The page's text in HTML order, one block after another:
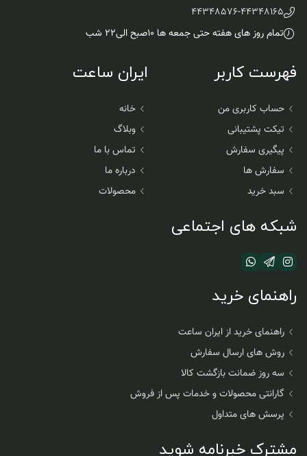
44348165
-
44348576
تمام روز های هفته حتی جمعه ها ۱۰صبح الی۲۲ شب
فهرست کاربر
حساب کاربری من
تیکت پشتیبانی
پیگیری سفارش
سفارش ها
سبد خرید
شبکه های اجتماعی
ایران ساعت
خانه
وبلاگ
تماس با ما
درباره ما
محصولات
راهنمای خرید
راهنمای خرید از ایران ساعت
روش های ارسال سفارش
سه روز ضمانت بازگشت کالا
گارانتی محصولات و خدمات پس از فروش
پرسش های متداول
مشترک خبرنامه شوید